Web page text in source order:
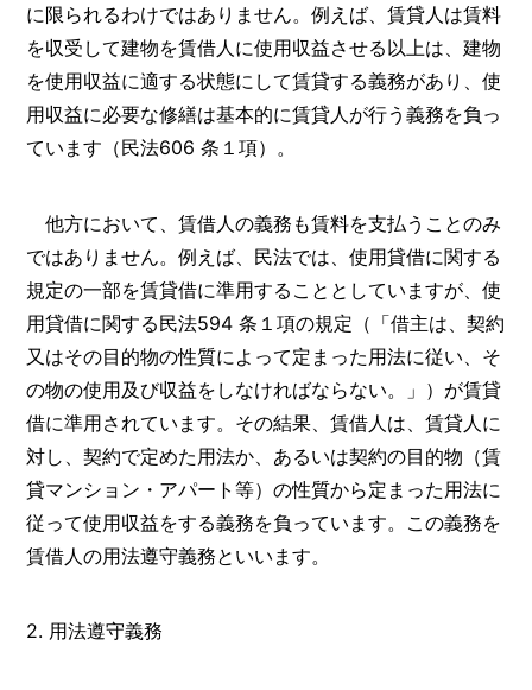
に限られるわけではありません。例えば、賃貸人は賃料
を収受して建物を賃借人に使用収益させる以上は、建物
を使用収益に適する状態にして賃貸する義務があり、使
用収益に必要な修繕は基本的に賃貸人が行う義務を負っ
ています（民法606 条１項）。
他方において、賃借人の義務も賃料を支払うことのみ
ではありません。例えば、民法では、使用貸借に関する
規定の一部を賃貸借に準用することとしていますが、使
用貸借に関する民法594 条１項の規定（「借主は、契約
又はその目的物の性質によって定まった用法に従い、そ
の物の使用及び収益をしなければならない。」）が賃貸
借に準用されています。その結果、賃借人は、賃貸人に
対し、契約で定めた用法か、あるいは契約の目的物（賃
貸マンション・アパート等）の性質から定まった用法に
従って使用収益をする義務を負っています。この義務を
賃借人の用法遵守義務といいます。
2. 用法遵守義務